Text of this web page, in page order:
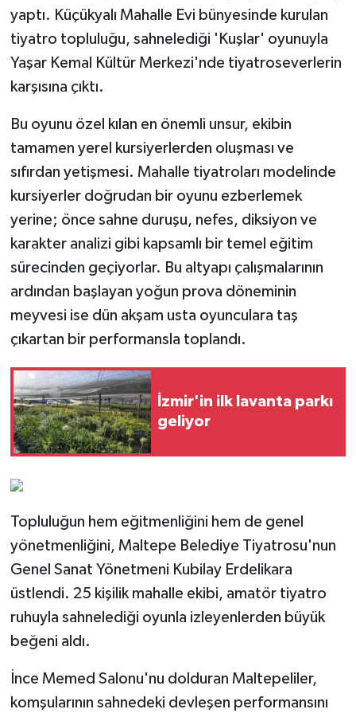
yaptı. Küçükyalı Mahalle Evi bünyesinde kurulan
tiyatro topluluğu, sahnelediği 'Kuşlar' oyunuyla
Yaşar Kemal Kültür Merkezi'nde tiyatroseverlerin
karşısına çıktı.
Bu oyunu özel kılan en önemli unsur, ekibin
tamamen yerel kursiyerlerden oluşması ve
sıfırdan yetişmesi. Mahalle tiyatroları modelinde
kursiyerler doğrudan bir oyunu ezberlemek
yerine; önce sahne duruşu, nefes, diksiyon ve
karakter analizi gibi kapsamlı bir temel eğitim
sürecinden geçiyorlar. Bu altyapı çalışmalarının
ardından başlayan yoğun prova döneminin
meyvesi ise dün akşam usta oyunculara taş
çıkartan bir performansla toplandı.
İzmir'in ilk lavanta parkı
geliyor
Topluluğun hem eğitmenliğini hem de genel
yönetmenliğini, Maltepe Belediye Tiyatrosu'nun
Genel Sanat Yönetmeni Kubilay Erdelikara
üstlendi. 25 kişilik mahalle ekibi, amatör tiyatro
ruhuyla sahnelediği oyunla izleyenlerden büyük
beğeni aldı.
İnce Memed Salonu'nu dolduran Maltepeliler,
komşularının sahnedeki devleşen performansını